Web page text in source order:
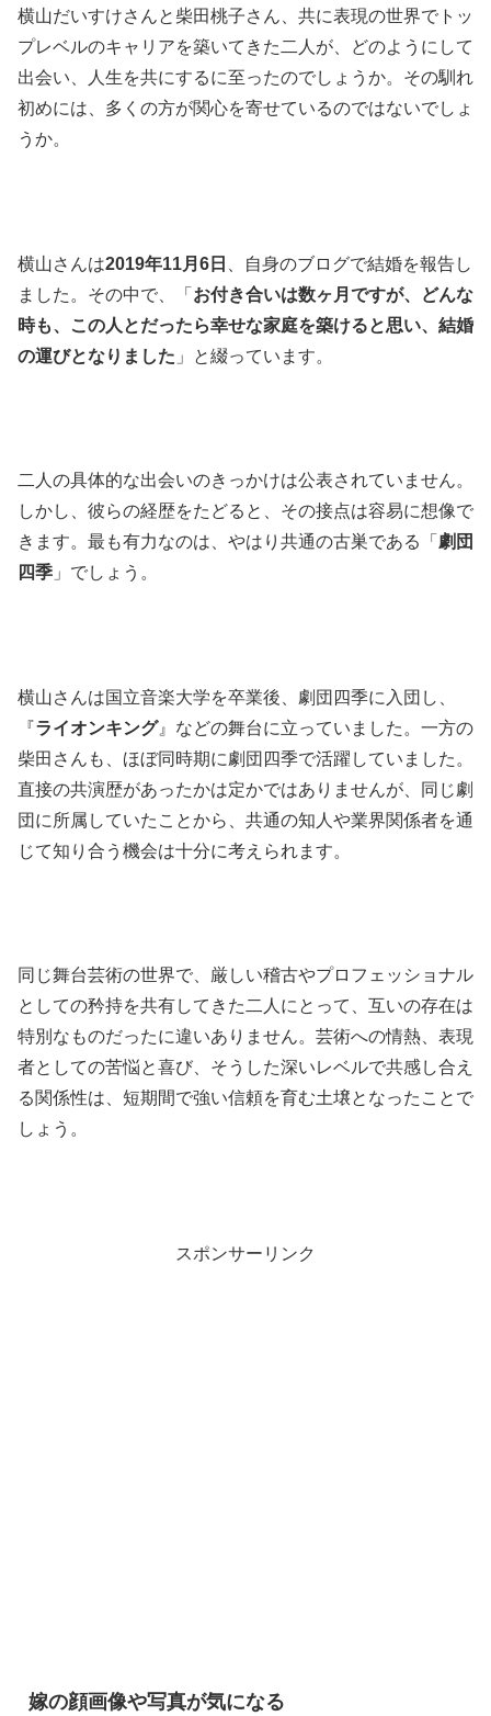
横山だいすけさんと柴田桃子さん、共に表現の世界でトッ
プレベルのキャリアを築いてきた二人が、どのようにして
出会い、人生を共にするに至ったのでしょうか。その馴れ
初めには、多くの方が関心を寄せているのではないでしょ
うか。
横山さんは2019年11月6日
、自身のブログで結婚を報告し
ました。その中で、「 お付き合いは数ヶ月ですが、どんな
時も、この人とだったら幸せな家庭を築けると思い、結婚
の運びとなりました 」と綴っています。
二人の具体的な出会いのきっかけは公表されていません。
しかし、彼らの経歴をたどると、その接点は容易に想像で
きます。最も有力なのは、やはり共通の古巣である「 劇団
四季 」でしょう。
横山さんは国立音楽大学を卒業後、劇団四季に入団し、
『ライオンキング』などの舞台に立っていました。一方の
柴田さんも、ほぼ同時期に劇団四季で活躍していました。
直接の共演歴があったかは定かではありませんが、同じ劇
団に所属していたことから、共通の知人や業界関係者を通
じて知り合う機会は十分に考えられます。
同じ舞台芸術の世界で、厳しい稽古やプロフェッショナル
としての矜持を共有してきた二人にとって、互いの存在は
特別なものだったに違いありません。芸術への情熱、表現
者としての苦悩と喜び、そうした深いレベルで共感し合え
る関係性は、短期間で強い信頼を育む土壌となったことで
しょう。
スポンサーリンク
嫁の顔画像や写真が気になる